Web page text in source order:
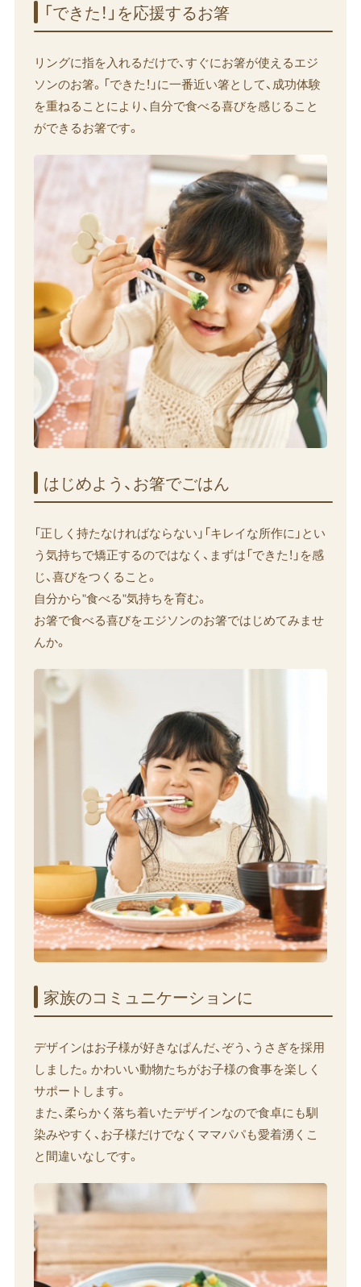
「できた！」を​応援する​お箸
リングに指を入れるだけで、すぐにお箸が使えるエジ
ソンのお箸。「できた！」に一番近い箸として、成功体験
を重ねることにより、自分で食べる喜びを感じること
ができるお箸です。
はじめよう、​お箸で​ごはん
「正しく持たなければならない」「キレイな所作に」とい
う気持ちで矯正するのではなく、まずは「できた！」を感
じ、喜びをつくること。
自分から”食べる”気持ちを育む。
お箸で食べる喜びをエジソンのお箸ではじめてみませ
んか。
家族の​コミュニケーションに
デザインはお子様が好きなぱんだ、ぞう、うさぎを採用
しました。かわいい動物たちがお子様の食事を楽しく
サポートします。
また、柔らかく落ち着いたデザインなので食卓にも馴
染みやすく、お子様だけでなくママパパも愛着湧くこ
と間違いなしです。